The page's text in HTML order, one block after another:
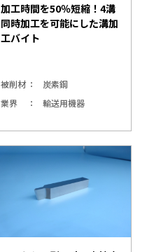
加工時間を50％短縮！4溝
同時加工を可能にした溝加
工バイト
被削材
炭素鋼
業界
輸送用機器